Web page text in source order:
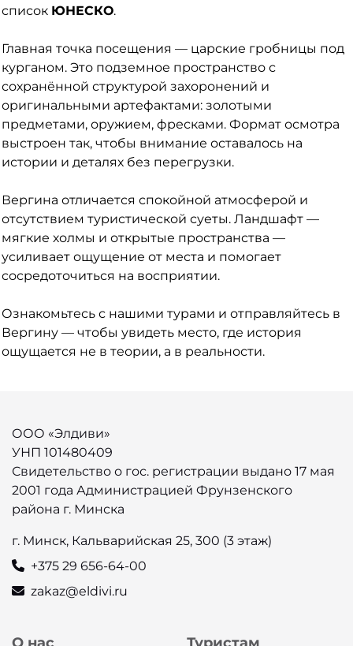
список ЮНЕСКО.
Главная точка посещения — царские гробницы под
курганом. Это подземное пространство с
сохранённой структурой захоронений и
оригинальными артефактами: золотыми
предметами, оружием, фресками. Формат осмотра
выстроен так, чтобы внимание оставалось на
истории и деталях без перегрузки.
Вергина отличается спокойной атмосферой и
отсутствием туристической суеты. Ландшафт —
мягкие холмы и открытые пространства —
усиливает ощущение от места и помогает
сосредоточиться на восприятии.
Ознакомьтесь с нашими турами и отправляйтесь в
Вергину — чтобы увидеть место, где история
ощущается не в теории, а в реальности.
ООО «Элдиви»
УНП 101480409
Свидетельство о гос. регистрации выдано 17 мая
2001 года Администрацией Фрунзенского
района г. Минска
г. Минск, Кальварийская 25, 300 (3 этаж)
+375 29 656-64-00
zakaz@eldivi.ru
О нас Туристам